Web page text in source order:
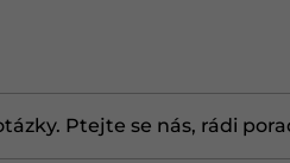
Ptejte se nás, rádi